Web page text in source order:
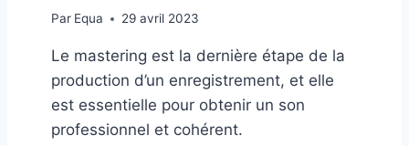
Par Equa 29 avril 2023
Le mastering est la dernière étape de la
production d’un enregistrement, et elle
est essentielle pour obtenir un son
professionnel et cohérent.